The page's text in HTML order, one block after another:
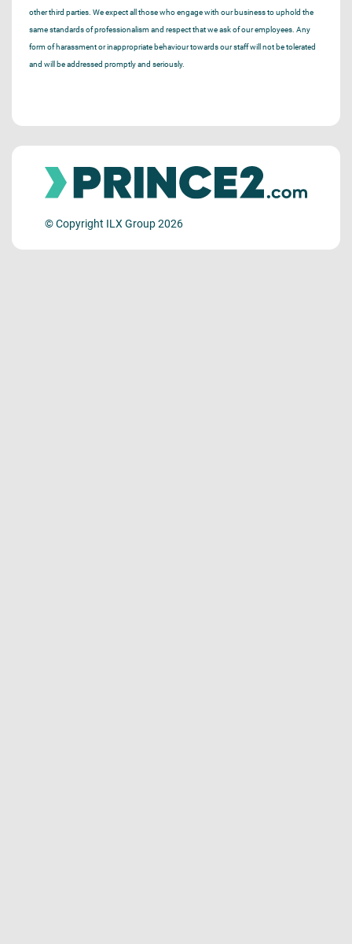
other third parties. We expect all those who engage with our business to uphold the
same standards of professionalism and respect that we ask of our employees. Any
form of harassment or inappropriate behaviour towards our staff will not be tolerated
and will be addressed promptly and seriously.
© Copyright ILX Group 2026